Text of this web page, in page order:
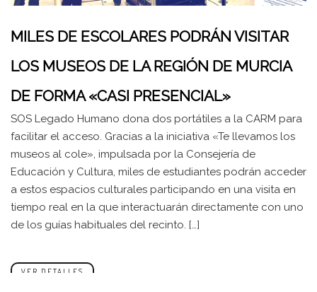
MILES DE ESCOLARES PODRÁN VISITAR
LOS MUSEOS DE LA REGIÓN DE MURCIA
DE FORMA «CASI PRESENCIAL»
SOS Legado Humano dona dos portátiles a la CARM para
facilitar el acceso. Gracias a la iniciativa «Te llevamos los
museos al cole», impulsada por la Consejería de
Educación y Cultura, miles de estudiantes podrán acceder
a estos espacios culturales participando en una visita en
tiempo real en la que interactuarán directamente con uno
de los guías habituales del recinto. […]
VER DETALLES